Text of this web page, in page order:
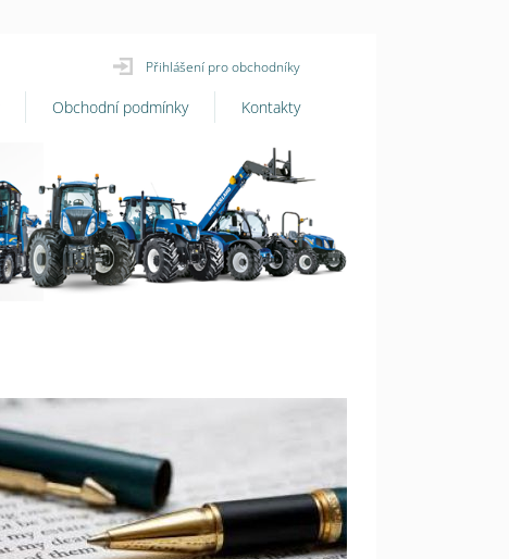
Přihlášení pro obchodníky
Obchodní podmínky Kontakty